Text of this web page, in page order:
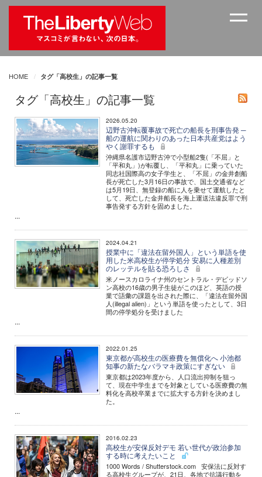
HOME タグ「高校生」の記事一覧
タグ「高校生」の記事一覧
2026.05.20
辺野古沖転覆事故で死亡の船長を刑事告発 ─
船の運航に関わりのあった日本共産党はよう
やく謝罪するも
沖縄県名護市辺野古沖で小型船2隻(「不屈」と
「平和丸」)が転覆し、「平和丸」に乗っていた
同志社国際高の女子学生と、「不屈」の金井創船
長が死亡した3月16日の事故で、国土交通省など
は5月19日、無登録の船に人を乗せて運航したと
して、死亡した金井船長を海上運送法違反罪で刑
事告発する方針を固めました。
...
2024.04.21
授業中に「違法在留外国人」という単語を使
用した米高校生が停学処分 安易に人種差別
のレッテルを貼る恐ろしさ
米ノースカロライナ州のセントラル・デビッドソ
ン高校の16歳の男子生徒がこのほど、英語の授
業で語彙の課題を出された際に、「違法在留外国
人(illegal alien)」という単語を使ったとして、3日
間の停学処分を受けました
...
2022.01.25
東京都が高校生の医療費を無償化へ 小池都
知事の新たなバラマキ政策にすぎない
東京都は2023年度から、人口流出抑制を狙っ
て、現在中学生までを対象としている医療費の無
料化を高校卒業までに拡大する方針を決めまし
た。
...
2016.02.23
高校生が安保反対デモ 若い世代が政治参加
する時に考えたいこと
1000 Words / Shutterstock.com 安保法に反対す
る高校生グループが、21日、各地で抗議行動を